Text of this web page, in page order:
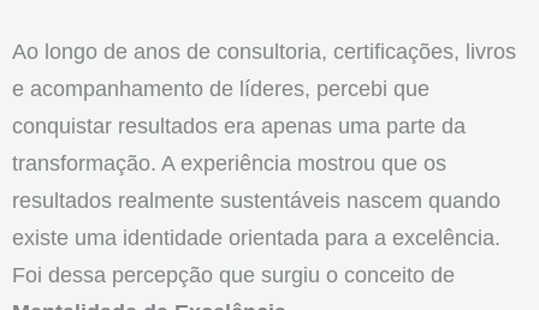
Ao longo de anos de consultoria, certificações, livros
e acompanhamento de líderes, percebi que
conquistar resultados era apenas uma parte da
transformação. A experiência mostrou que os
resultados realmente sustentáveis nascem quando
existe uma identidade orientada para a excelência.
Foi dessa percepção que surgiu o conceito de